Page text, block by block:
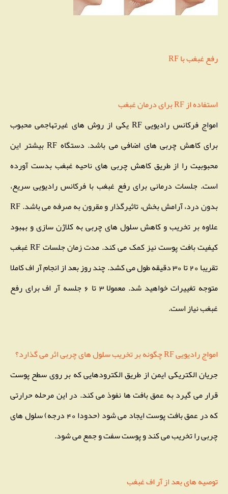
رفع غبغب با RF
استفاده از RF برای درمان غبغب
امواج فرکانس رادیویی RF یکی از روش های غیرتهاجمی محبوب
برای کاهش چربی های اضافی می باشد. دستگاه RF بیشتر این
محبوبیت را از طریق کاهش چربی های ناحیه غبغب بدست آورده
است. جلسات درمانی برای رفع غبغب با فرکانس رادیویی سریع،
بدون درد، آرامش بخش، تاثیرگذار و مقرون به صرفه می باشد. RF
علاوه بر تخریب و کاهش سلول های چربی به کلاژن سازی و بهبود
کیفیت بافت پوست نیز کمک می کند. مدت زمان جلسات RF غبغب
تقریبا 20 تا 30 دقیقه طول می کشد. چند روز بعد از انجام آر اف کاملا
متوجه تغییرات خواهید شد. معمولا 3 تا 6 جلسه آر اف برای رفع
غبغب نیاز است.
امواج رادیویی RF چگونه بر تخریب سلول های چربی اثر می گذارد؟
جریان الکتریکی ایمن از طریق الکترودهایی که بر روی سطح پوست
قرار می گیرد به عمق بافت ها نفوذ می کند. در این مرحله حرارتی
که در عمق بافت پوست ایجاد می شود (حدودا 40 درجه) سلول های
چربی را تخریب می کند و پوست سفت و جمع می شود.
توصیه های بعد از آر اف غبغب